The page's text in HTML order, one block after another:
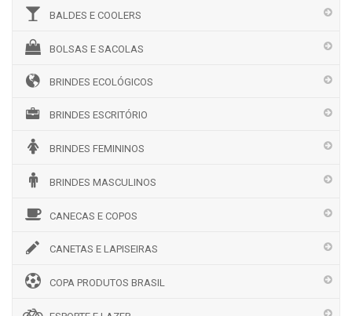
BALDES E COOLERS
BOLSAS E SACOLAS
BRINDES ECOLÓGICOS
BRINDES ESCRITÓRIO
BRINDES FEMININOS
BRINDES MASCULINOS
CANECAS E COPOS
CANETAS E LAPISEIRAS
COPA PRODUTOS BRASIL